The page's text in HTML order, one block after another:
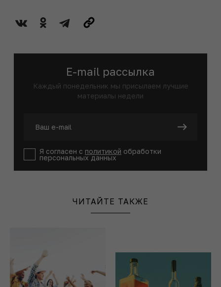
E-mail рассылка
Каждый понедельник мы присылаем лучшие
материалы недели
Я согласен с политикой обработки
персональных данных
ЧИТАЙТЕ ТАКЖЕ